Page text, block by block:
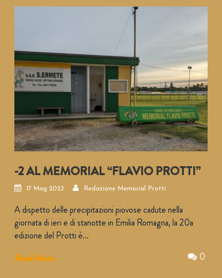
-2 AL MEMORIAL “FLAVIO PROTTI”
17 Mag 2023 Redazione Memorial Protti
A dispetto delle precipitazioni piovose cadute nella
giornata di ieri e di stanotte in Emilia Romagna, la 20a
edizione del Protti è...
Read More
0